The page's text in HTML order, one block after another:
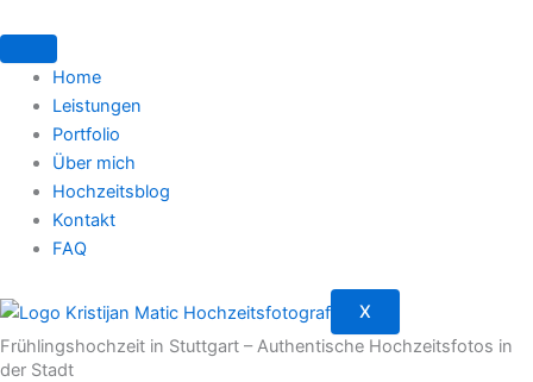
Inhalt
springenHome
Leistungen
Portfolio
Über mich
Hochzeitsblog
Kontakt
FAQ
X
Frühlingshochzeit in Stuttgart – Authentische Hochzeitsfotos in
der Stadt